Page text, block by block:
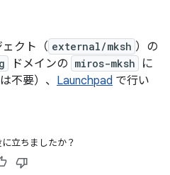
クト（ external/mksh ）の
ドメインの miros-mksh
に
不要）、 Launchpad で行い
立ちましたか？